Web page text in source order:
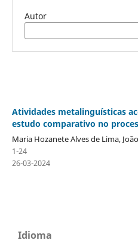
Autor
Atividades metalinguísticas
estudo comparativo no
Maria Hozanete Alves de Lima,
1-24
26-03-2024
Idioma